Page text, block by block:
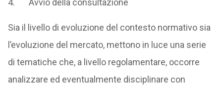
4. Avvio della consultazione
Sia il livello di evoluzione del contesto normativo sia
l’evoluzione del mercato, mettono in luce una serie
di tematiche che, a livello regolamentare, occorre
analizzare ed eventualmente disciplinare con